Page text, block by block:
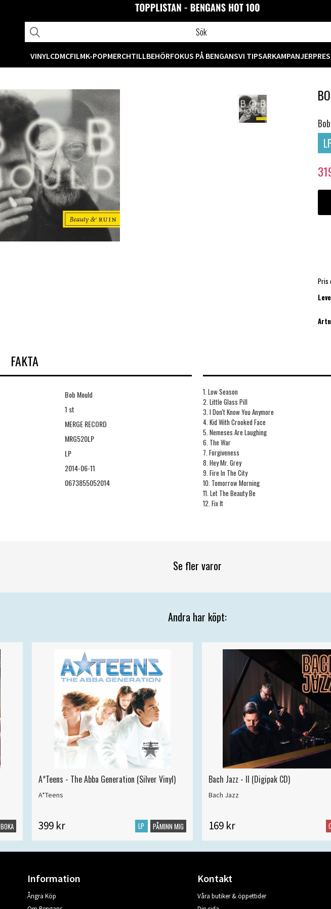
VINYLCDMCFILMK-POPMERCHTILLBEHÖRFOKUS PÅ BENGANSVI TIPSARKAMPANJER
Pris
FAKTA
Bob Mould
1 st
MERGE RECORD
MRG520LP
LP
2014-06-11
0673855052014
1. Low Season
2. Little Glass Pill
3. I Don't Know You Anymore
4. Kid With Crooked Face
5. Nemeses Are Laughing
6. The War
7. Forgiveness
8. Hey Mr. Grey
9. Fire In The City
10. Tomorrow Morning
11. Let The Beauty Be
12. Fix It
Se fler varor
Andra har köpt:
BOKA
A*Teens - The Abba Generation (Silver Vinyl)
A*Teens
399 kr LP PÅMINN MIG
Bach Jazz - II (Digipak CD)
Bach Jazz
169 kr
Information
Ångra Köp
Kontakt
Våra butiker & öppettider